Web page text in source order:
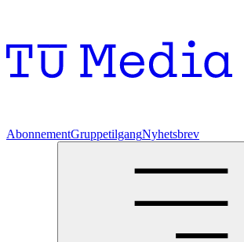
AbonnementGruppetilgangNyhetsbrev